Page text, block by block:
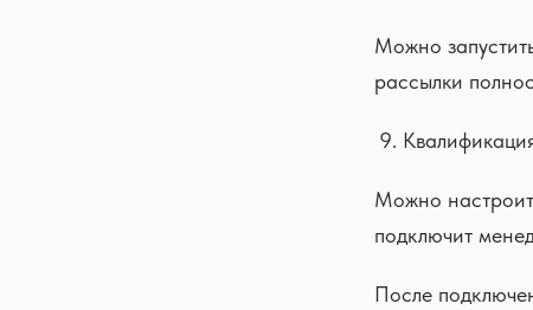
Можно
рассылки
Можно
подключит
После